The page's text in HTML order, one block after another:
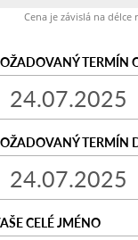
Cena je závislá na délce
TERMÍN
TERMÍN
CELÉ JMÉNO